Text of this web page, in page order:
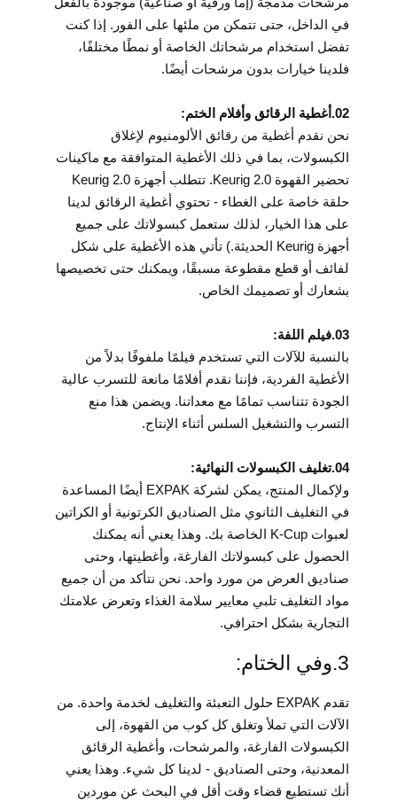
في الداخل، حتى تتمكن من ملئها على الفور. إذا كنت
تفضل استخدام مرشحاتك الخاصة أو نمطًا مختلفًا،
فلدينا خيارات بدون مرشحات أيضًا.
02.أغطية الرقائق وأفلام الختم:
نحن نقدم أغطية من رقائق الألومنيوم لإغلاق
الكبسولات، بما في ذلك الأغطية المتوافقة مع ماكينات
تحضير القهوة Keurig 2.0. تتطلب أجهزة Keurig 2.0
حلقة خاصة على الغطاء - تحتوي أغطية الرقائق لدينا
على هذا الخيار، لذلك ستعمل كبسولاتك على جميع
أجهزة Keurig الحديثة.) تأتي هذه الأغطية على شكل
لفائف أو قطع مقطوعة مسبقًا، ويمكنك حتى تخصيصها
بشعارك أو تصميمك الخاص.
03.فيلم اللفة:
بالنسبة للآلات التي تستخدم فيلمًا ملفوفًا بدلاً من
الأغطية الفردية، فإننا نقدم أفلامًا مانعة للتسرب عالية
الجودة تتناسب تمامًا مع معداتنا. ويضمن هذا منع
التسرب والتشغيل السلس أثناء الإنتاج.
04.تغليف الكبسولات النهائية:
ولإكمال المنتج، يمكن لشركة EXPAK أيضًا المساعدة
في التغليف الثانوي مثل الصناديق الكرتونية أو الكراتين
لعبوات K-Cup الخاصة بك. وهذا يعني أنه يمكنك
الحصول على كبسولاتك الفارغة، وأغطيتها، وحتى
صناديق العرض من مورد واحد. نحن نتأكد من أن جميع
مواد التغليف تلبي معايير سلامة الغذاء وتعرض علامتك
التجارية بشكل احترافي.
3.وفي الختام:
تقدم EXPAK حلول التعبئة والتغليف لخدمة واحدة. من
الآلات التي تملأ وتغلق كل كوب من القهوة، إلى
الكبسولات الفارغة، والمرشحات، وأغطية الرقائق
المعدنية، وحتى الصناديق - لدينا كل شيء. وهذا يعني
أنك تستطيع قضاء وقت أقل في البحث عن موردين